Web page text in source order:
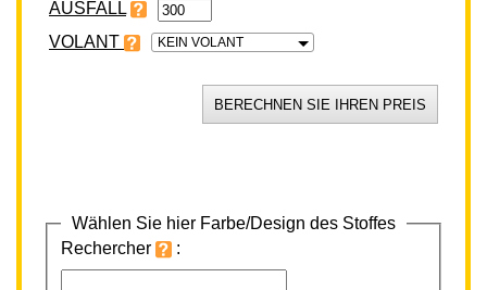
VOLANT KEIN VOLANT
Wählen Sie hier Farbe/Design des Stoffes
Rechercher
: